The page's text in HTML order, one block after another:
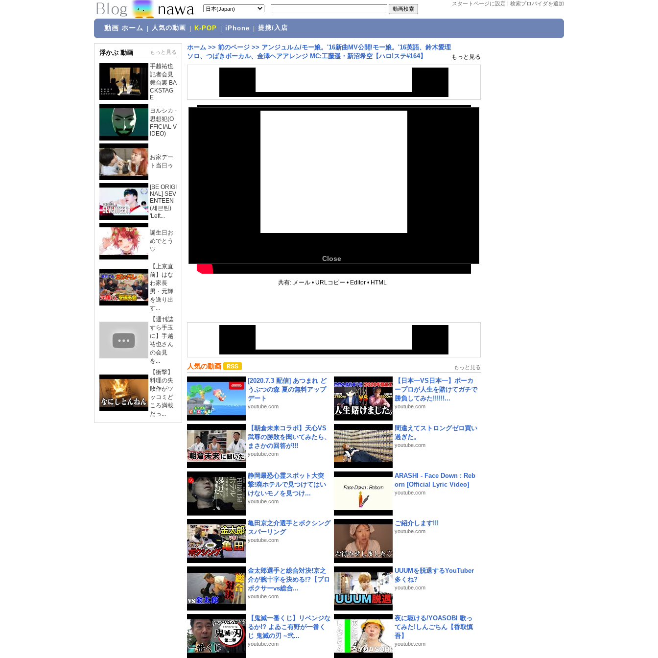
スタートページに設定 | 検索プロバイダを追加
動画 ホーム 人気の動画 K-POP iPhone 提携/入店
浮かぶ 動画 もっと見る
手越祐也
記者会見
舞台裏 BA
CKSTAG
E
ヨルシカ -
思想犯(O
FFICIAL V
IDEO)
お家デー
ト当日ゥ
[BE ORIGI
NAL] SEV
ENTEEN
(세븐틴)
'Left...
誕生日お
めでとう
♡
【上京直
前】はな
わ家長
男・元輝
を送り出
す...
【週刊誌
すら手玉
に】手越
祐也さん
の会見
を...
【衝撃】
料理の失
敗作がツ
ッコミど
ころ満載
だっ...
ホーム >> 前のページ >> アンジュルム/モー娘。'16新曲MV公開!モー娘。'16英語、鈴木愛理
ソロ、つばきボーカル、金澤ヘアアレンジ MC:工藤遥・新沼希空【ハロ!ステ#164】
もっと見る
Close
共有: メール • URLコピー • Editor • HTML
人気の動画 もっと見る
[2020.7.3 配信] あつまれ ど
うぶつの森 夏の無料アップ
デート
youtube.com
【日本一VS日本一】ポーカ
ープロが人生を賭けてガチで
勝負してみた!!!!!!...
youtube.com
【朝倉未来コラボ】天心VS
武尊の勝敗を聞いてみたら、
まさかの回答が!!!
youtube.com
間違えてストロングゼロ買い
過ぎた。
youtube.com
静岡最恐心霊スポット大突
撃!廃ホテルで見つけてはい
けないモノを見つけ...
youtube.com
ARASHI - Face Down : Reb
orn [Official Lyric Video]
youtube.com
亀田京之介選手とボクシング
スパーリング
youtube.com
ご紹介します!!!
youtube.com
金太郎選手と総合対決!京之
介が腕十字を決める!?【プロ
ボクサーvs総合...
youtube.com
UUUMを脱退するYouTuber
多くね?
youtube.com
【鬼滅一番くじ】リベンジな
るか!? よゐこ有野が一番く
じ 鬼滅の刃 ~弐...
youtube.com
夜に駆ける/YOASOBI 歌っ
てみた!しんごちん【香取慎
吾】
youtube.com